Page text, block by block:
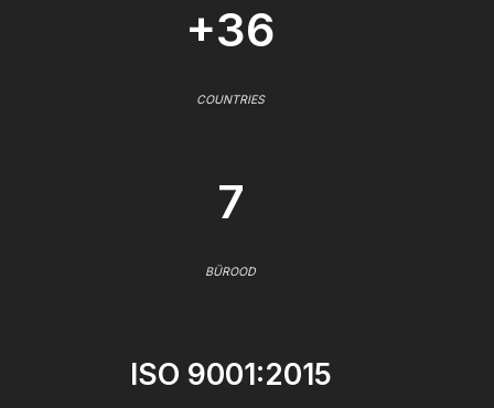
+36
COUNTRIES
7
BÜROOD
ISO 9001:2015